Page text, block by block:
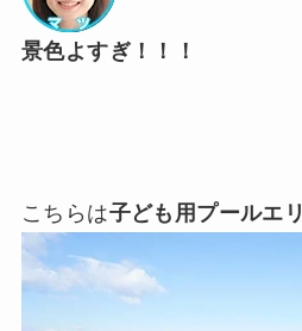
景色よすぎ！！！
こちらは子ども用プールエ